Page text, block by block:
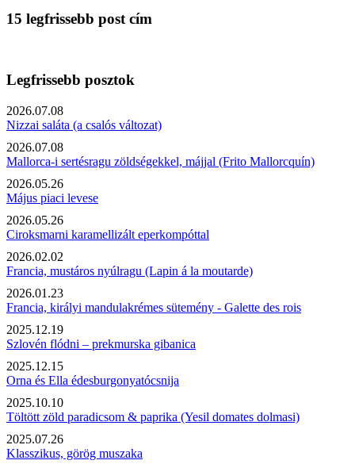
15 legfrissebb post cím
Legfrissebb posztok
2026.07.08
Nizzai saláta (a csalós változat)
2026.07.08
Mallorca-i sertésragu zöldségekkel, májjal (Frito Mallorcquín)
2026.05.26
Május piaci levese
2026.05.26
Ciroksmarni karamellizált eperkompóttal
2026.02.02
Francia, mustáros nyúlragu (Lapin á la moutarde)
2026.01.23
Francia, királyi mandulakrémes sütemény - Galette des rois
2025.12.19
Szlovén flódni – prekmurska gibanica
2025.12.15
Orna és Ella édesburgonyatócsnija
2025.10.10
Töltött zöld paradicsom & paprika (Yesil domates dolmasi)
2025.07.26
Klasszikus, görög muszaka